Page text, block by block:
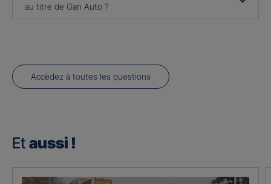
au titre de Gan Auto ?
Accèdez à toutes les questions
Et aussi !